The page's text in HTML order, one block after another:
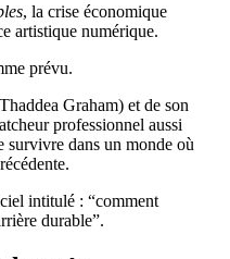
, la crise économique
artistique numérique.
prévu.
Graham) et de son
professionnel aussi
survivre dans un monde où
intitulé : “comment
durable”.